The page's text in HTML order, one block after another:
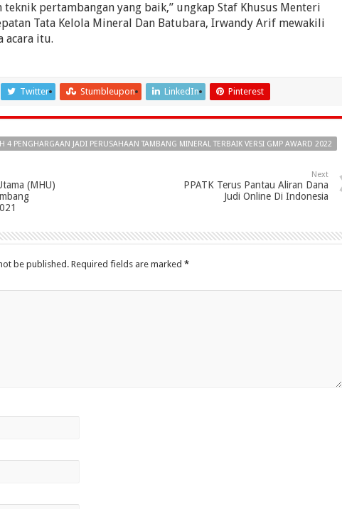
teknik pertambangan yang baik,” ungkap Staf Khusus Menteri
Tata Kelola Mineral Dan Batubara, Irwandy Arif mewakili
acara itu.
Twitter Stumbleupon LinkedIn Pinterest
4 PENGHARGAAN JADI PERUSAHAAN TAMBANG MINERAL TERBAIK VERSI GMP AWARD 2022
(MHU)
Next
PPATK Terus Pantau Aliran Dana
Judi Online Di Indonesia
be published. Required fields are marked *